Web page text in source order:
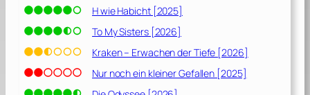
H wie Habicht [2025]
To My Sisters [2026]
Kraken – Erwachen der Tiefe [2026]
Nur noch ein kleiner Gefallen [2025]